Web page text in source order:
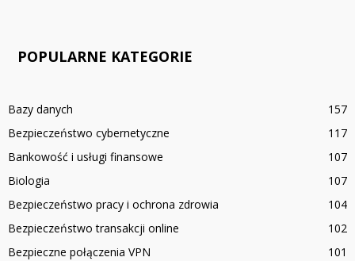
POPULARNE KATEGORIE
Bazy danych
157
Bezpieczeństwo cybernetyczne
117
Bankowość i usługi finansowe
107
Biologia
107
Bezpieczeństwo pracy i ochrona zdrowia
104
Bezpieczeństwo transakcji online
102
Bezpieczne połączenia VPN
101